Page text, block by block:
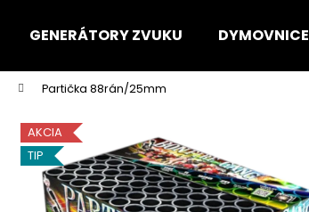
GENERÁTORY ZVUKU DYMOVNICE
Partička 88rán/25mm
AKCIA
TIP
Čo potrebujete nájsť?